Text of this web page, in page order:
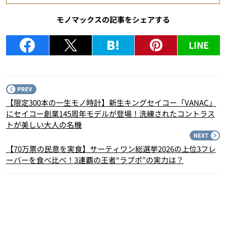
モノマックスの記事をシェアする
LINE
【限定300本の一生モノ時計】新生キングセイコー「VANAC」
にセイコー創業145周年モデルが登場！洗練されたコントラス
トが美しい大人の名機
【70万票の民意を実食】サーティワン総選挙2026の上位3フレ
ーバーを食べ比べ！3連覇の王者“ラブポ”の実力は？